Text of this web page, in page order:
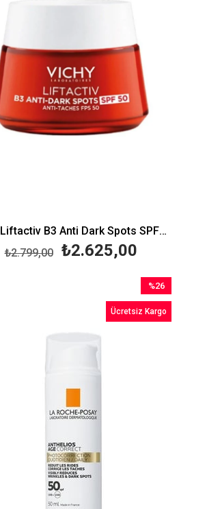
Vichy Liftactiv B3 Anti Dark Spots SPF50 50 ml
₺2.625,00
₺2.799,00
%26
İndirim
%26İndirim
Ücretsiz Kargo